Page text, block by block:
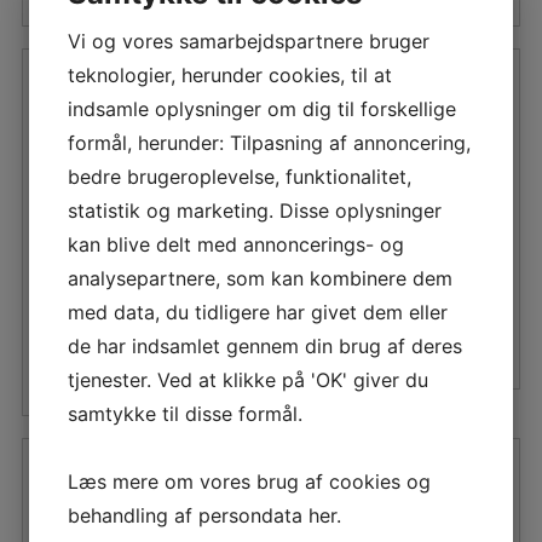
161,10 DKK.
211,00 DKK.
WEMA NMEA2000
DROP
KABEL/BACKBONE
KABEL 8 M
Den
oprindelige
pris
var:
382,00 DKK.
343,80DKKDen
aktuelle
pris
er:
343,80 DKK.
LÆS MERE
WEMA NMEA2000
BACKBONEKABEL 10M
Den
oprindelige
pris
var:
422,00 DKK.
371,36
aktuelle
pris
er:
Vi og vores samarbejdspartnere bruger
teknologier, herunder cookies, til at
indsamle oplysninger om dig til forskellige
formål, herunder: Tilpasning af annoncering,
bedre brugeroplevelse, funktionalitet,
statistik og marketing. Disse oplysninger
kan blive delt med annoncerings- og
analysepartnere, som kan kombinere dem
med data, du tidligere har givet dem eller
de har indsamlet gennem din brug af deres
tjenester. Ved at klikke på 'OK' giver du
samtykke til disse formål.
Læs mere om vores brug af cookies og
behandling af persondata her.